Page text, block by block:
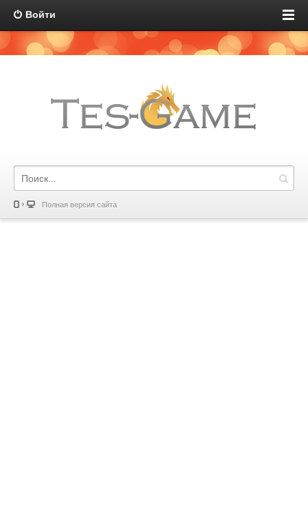
Войти
Полная версия сайта